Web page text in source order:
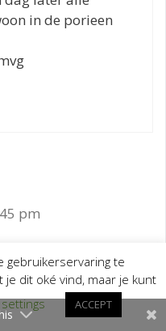
in de porieen
pm
geplaatst.
is donkerder
waas op. We
gebruikerservaring te
dit oké vind, maar je kunt
ACCEPT